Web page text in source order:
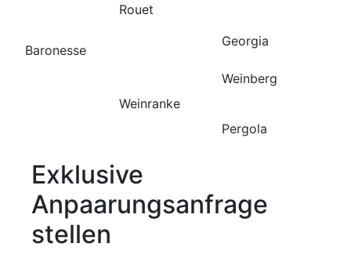
Baronesse
Rouet
Georgia
Weinranke
Weinberg
Pergola
Exklusive
Anpaarungsanfrage
stellen